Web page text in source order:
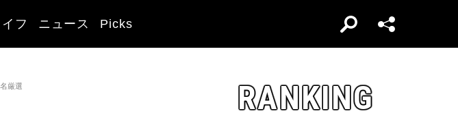
フ ニュース Picks
厳選 RANKING